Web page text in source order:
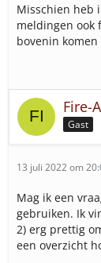
Misschien heb
meldingen ook
bovenin komen
Fire-
Gast
13 juli 2022 om
Mag ik een
gebruiken. Ik
2) erg prettig
een overzicht